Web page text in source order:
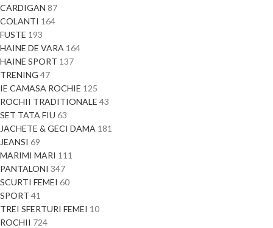
CARDIGAN 87
COLANTI 164
FUSTE 193
HAINE DE VARA 164
HAINE SPORT 137
TRENING 47
IE CAMASA ROCHIE 125
ROCHII TRADITIONALE 43
SET TATA FIU 63
JACHETE & GECI DAMA 181
JEANSI 69
MARIMI MARI 111
PANTALONI 347
SCURTI FEMEI 60
SPORT 41
TREI SFERTURI FEMEI 10
ROCHII 724